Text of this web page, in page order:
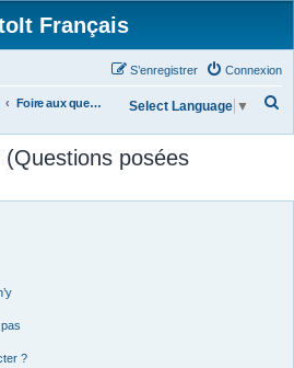
Français
Connexion
S’enregistrer
Foire aux questions (Questions posées fréquemment) Select Language ▼
posées
?